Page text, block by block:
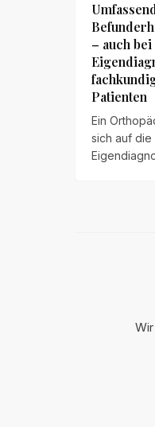
– auch bei
Patienten
Ein
sich auf die
OLG